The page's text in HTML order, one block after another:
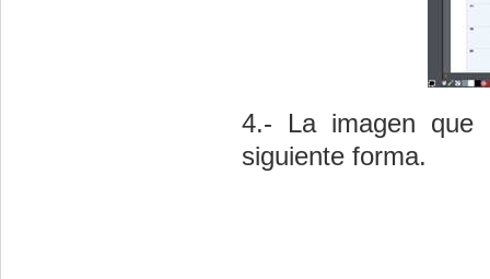
4.- La imagen que
siguiente forma.